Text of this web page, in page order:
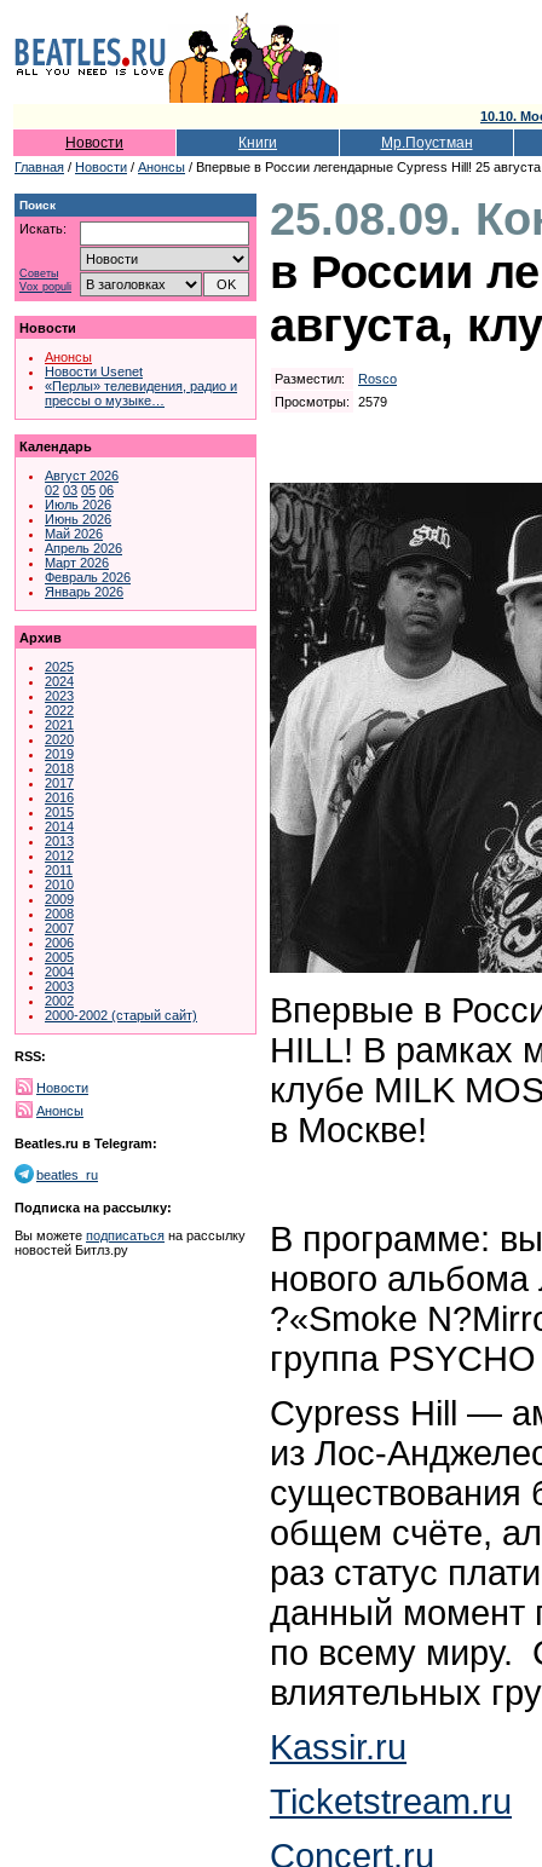
10.10.
Новости Книги Мр.Поустман
Главная / Новости / Анонсы / Впервые в России легендарные Cypress Hill! 25
Поиск
Искать:
Советы
Vox populi
Новости
Анонсы
Новости Usenet
«Перлы» телевидения, радио и
прессы о музыке…
Календарь
Август 2026
02 03 05 06
Июль 2026
Июнь 2026
Май 2026
Апрель 2026
Март 2026
Февраль 2026
Январь 2026
Архив
2025
2024
2023
2022
2021
2020
2019
2018
2017
2016
2015
2014
2013
2012
2011
2010
2009
2008
2007
2006
2005
2004
2003
2002
2000-2002 (старый сайт)
RSS:
Новости
Анонсы
Beatles.ru в Telegram:
beatles_ru
Подписка на рассылку:
Вы можете подписаться на рассылку
новостей Битлз.ру
25.08.09.
в России
августа,
Разместил:
Rosco
Просмотры:
2579
Впервые в
HILL! В рамках
клубе MILK
в Москве!
В программе:
нового
?«Smoke
группа
Cypress Hill —
из Лос-
существования
общем счёте,
раз статус
данный момент
по всему миру.
влиятельных
Kassir.ru
Ticketstream.ru
Concert.ru